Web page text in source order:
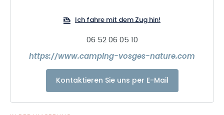
Ich fahre mit dem Zug hin!
06 52 06 05 10
https://www.camping-vosges-nature.com
Kontaktieren Sie uns per E-Mail